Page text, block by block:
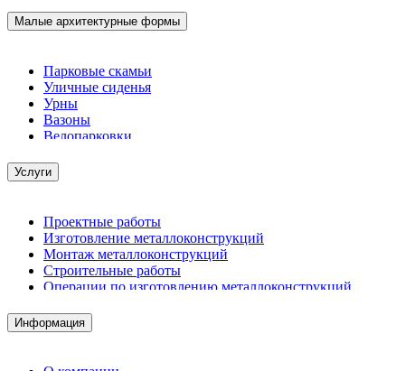
Малые архитектурные формы
Парковые скамьи
Уличные сиденья
Урны
Вазоны
Велопарковки
Услуги
Проектные работы
Изготовление металлоконструкций
Монтаж металлоконструкций
Строительные работы
Операции по изготовлению металлоконструкций
Комплектация металлопроката
Изготовление винтовых свай
Информация